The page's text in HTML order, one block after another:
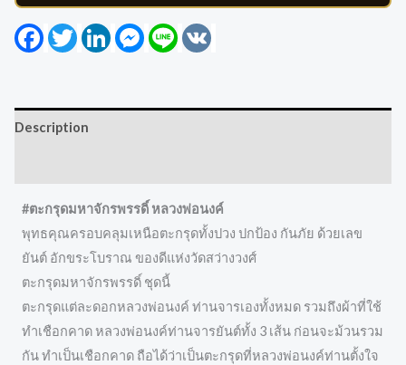
FacebookTwitterLinkedInMessenger
Line
Description
#ตะกรุดมหาจักรพรรดิ์​ หลวงพ่อนงค์
พุทธคุณครอบคลุมเหนือตะกรุดทั้งปวง ปกป้อง กันภัย ด้วยเลข
ยันต์ อักขระโบราณ ของดีแห่งวัดสว่างวงศ์
ตะกรุดมหาจักรพรรดิ์ ชุดนี้
ตะกรุดแต่ละดอกหลวงพ่อนงค์ ท่านจารเองทั้งหมด รวมถึงผ้าที่ใช้
ทำเชือกคาด หลวงพ่อนงค์ท่านจารยันต์ทั้ง 3 เส้น ก่อนจะม้วนรวม
กัน ทำเป็นเชือกคาด ถือได้ว่าเป็นตะกรุดที่หลวงพ่อนงค์ท่านตั้งใจ